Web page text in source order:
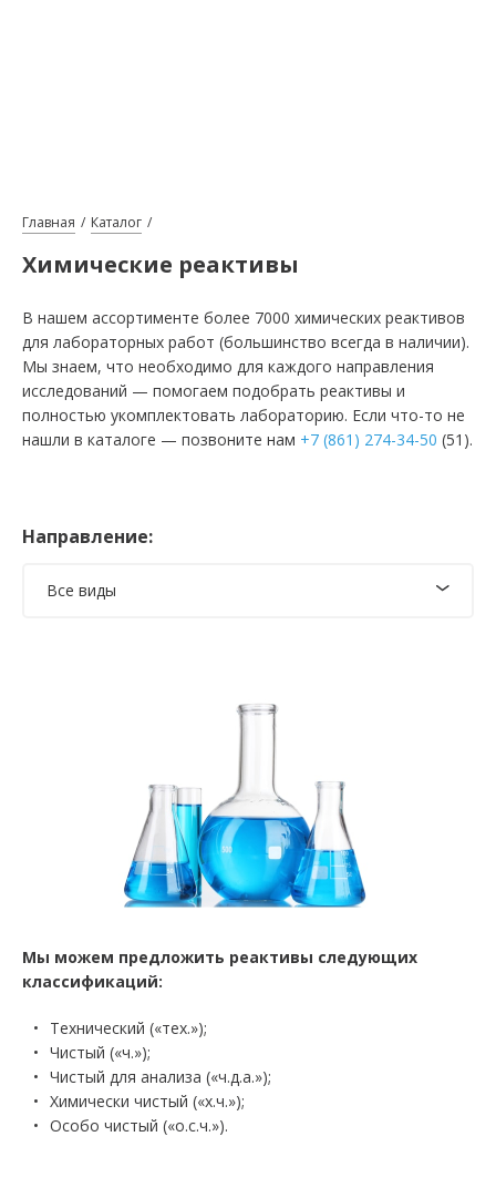
Главная Каталог
Химические реактивы
В нашем ассортименте более 7000 химических реактивов
для лабораторных работ (большинство всегда в наличии).
Мы знаем, что необходимо для каждого направления
исследований — помогаем подобрать реактивы и
полностью укомплектовать лабораторию. Если что-то не
нашли в каталоге — позвоните нам +7 (861) 274-34-50 (51).
Направление:
Все виды
Мы можем предложить реактивы следующих
классификаций:
Технический («тех.»);
Чистый («ч.»);
Чистый для анализа («ч.д.а.»);
Химически чистый («х.ч.»);
Особо чистый («о.с.ч.»).